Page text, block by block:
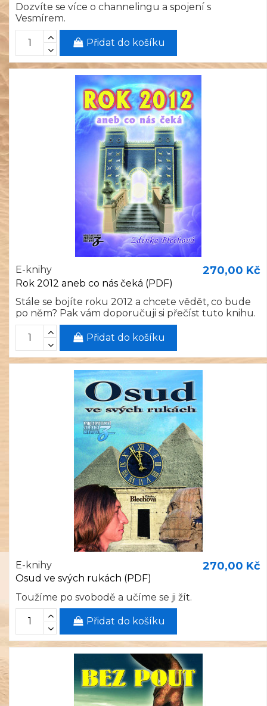
Dozvíte se více o channelingu a spojení s
Vesmírem.
Přidat do košíku
E-knihy
Rok 2012 aneb co nás čeká (PDF)
270,00 Kč
Stále se bojíte roku 2012 a chcete vědět, co bude
po něm? Pak vám doporučuji si přečíst tuto knihu.
Přidat do košíku
E-knihy
Osud ve svých rukách (PDF)
270,00 Kč
Toužíme po svobodě a učíme se ji žít.
Přidat do košíku